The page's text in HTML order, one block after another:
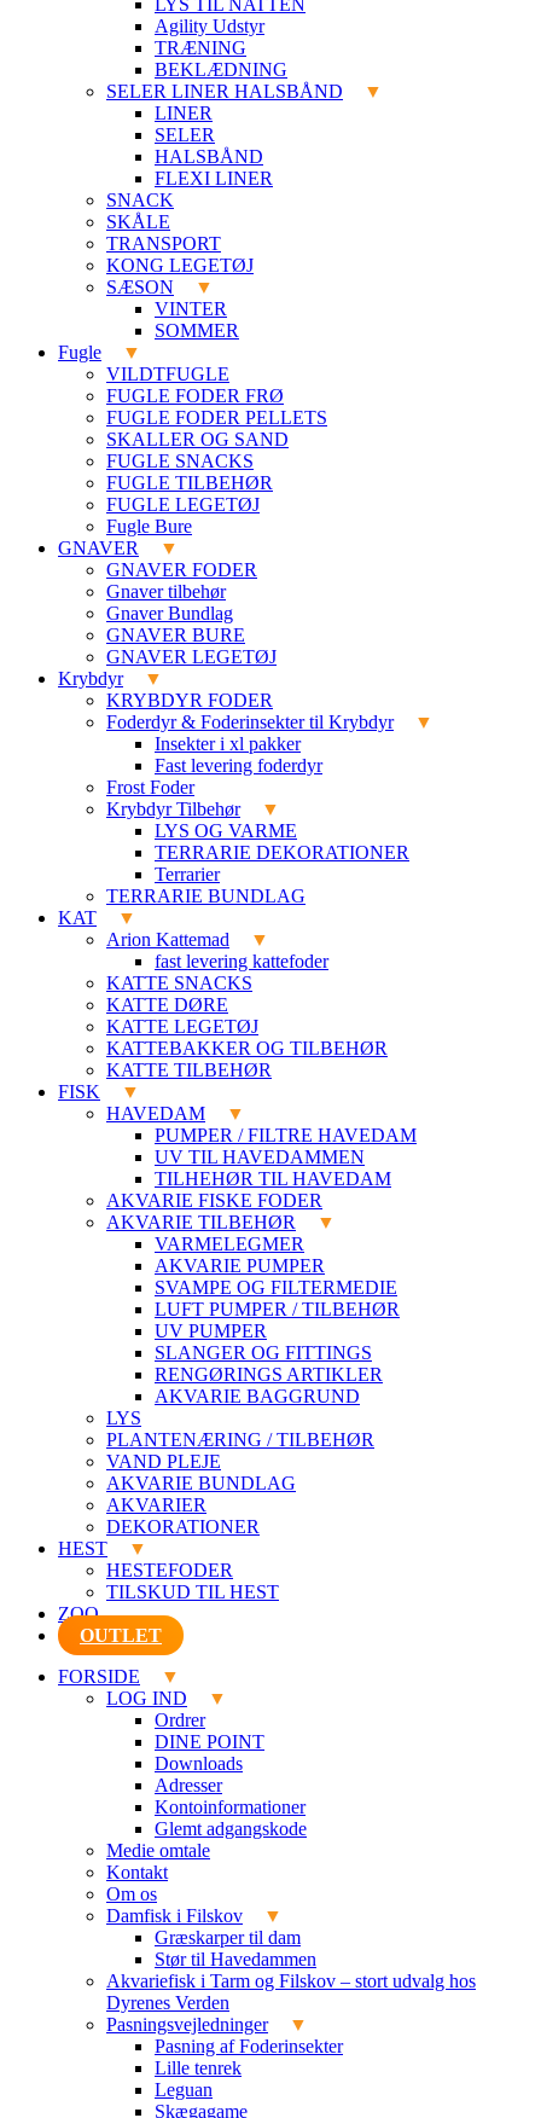
LYS TIL NATTEN
Agility Udstyr
TRÆNING
BEKLÆDNING
SELER LINER HALSBÅND
LINER
SELER
HALSBÅND
FLEXI LINER
SNACK
SKÅLE
TRANSPORT
KONG LEGETØJ
SÆSON
VINTER
SOMMER
Fugle
VILDTFUGLE
FUGLE FODER FRØ
FUGLE FODER PELLETS
SKALLER OG SAND
FUGLE SNACKS
FUGLE TILBEHØR
FUGLE LEGETØJ
Fugle Bure
GNAVER
GNAVER FODER
Gnaver tilbehør
Gnaver Bundlag
GNAVER BURE
GNAVER LEGETØJ
Krybdyr
KRYBDYR FODER
Foderdyr & Foderinsekter til Krybdyr
Insekter i xl pakker
Fast levering foderdyr
Frost Foder
Krybdyr Tilbehør
LYS OG VARME
TERRARIE DEKORATIONER
Terrarier
TERRARIE BUNDLAG
KAT
Arion Kattemad
fast levering kattefoder
KATTE SNACKS
KATTE DØRE
KATTE LEGETØJ
KATTEBAKKER OG TILBEHØR
KATTE TILBEHØR
FISK
HAVEDAM
PUMPER / FILTRE HAVEDAM
UV TIL HAVEDAMMEN
TILHEHØR TIL HAVEDAM
AKVARIE FISKE FODER
AKVARIE TILBEHØR
VARMELEGMER
AKVARIE PUMPER
SVAMPE OG FILTERMEDIE
LUFT PUMPER / TILBEHØR
UV PUMPER
SLANGER OG FITTINGS
RENGØRINGS ARTIKLER
AKVARIE BAGGRUND
LYS
PLANTENÆRING / TILBEHØR
VAND PLEJE
AKVARIE BUNDLAG
AKVARIER
DEKORATIONER
HEST
HESTEFODER
TILSKUD TIL HEST
ZOO
OUTLET
FORSIDE
LOG IND
Ordrer
DINE POINT
Downloads
Adresser
Kontoinformationer
Glemt adgangskode
Medie omtale
Kontakt
Om os
Damfisk i Filskov
Græskarper til dam
Stør til Havedammen
Akvariefisk i Tarm og Filskov – stort udvalg hos
Dyrenes Verden
Pasningsvejledninger
Pasning af Foderinsekter
Lille tenrek
Leguan
Skægagame